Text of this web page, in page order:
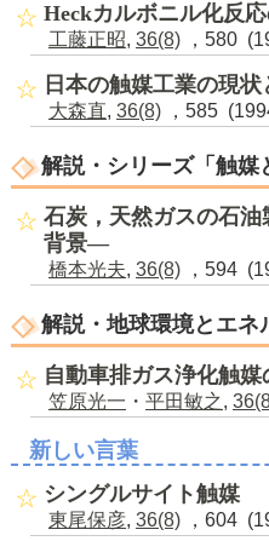
Heckカルボニル化反
工藤正昭, 36(8) ，580
日本の触媒工業の現
大森直, 36(8) ，585
解説・シリーズ「触媒
石炭，天然ガスの石
背景―
橋本光夫, 36(8) ，594
解説・地球環境とエネ
自動車排ガス浄化触
笠原光一 ・ 平田敏之,
新しい言葉
シングルサイト触媒
東尾保彦, 36(8) ，604